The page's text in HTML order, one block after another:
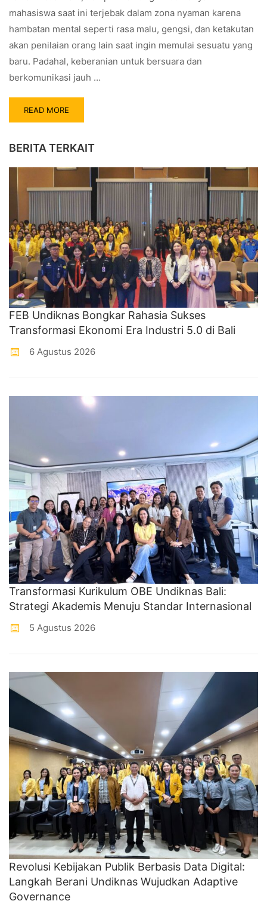
mahasiswa saat ini terjebak dalam zona nyaman karena
hambatan mental seperti rasa malu, gengsi, dan ketakutan
akan penilaian orang lain saat ingin memulai sesuatu yang
baru. Padahal, keberanian untuk bersuara dan
berkomunikasi jauh …
READ MORE
BERITA TERKAIT
FEB Undiknas Bongkar Rahasia Sukses
Transformasi Ekonomi Era Industri 5.0 di Bali
6 Agustus 2026
Transformasi Kurikulum OBE Undiknas Bali:
Strategi Akademis Menuju Standar Internasional
5 Agustus 2026
Revolusi Kebijakan Publik Berbasis Data Digital:
Langkah Berani Undiknas Wujudkan Adaptive
Governance